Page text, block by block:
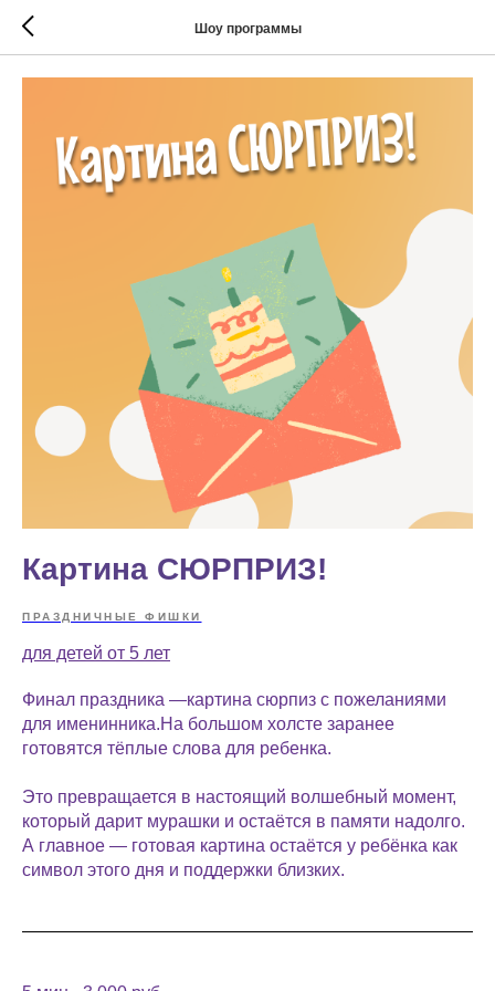
Шоу программы
Картина СЮРПРИЗ!
ПРАЗДНИЧНЫЕ ФИШКИ
для детей от 5 лет
Финал праздника —картина сюрпиз с пожеланиями
для именинника.На большом холсте заранее
готовятся тёплые слова для ребенка.
Это превращается в настоящий волшебный момент,
который дарит мурашки и остаётся в памяти надолго.
А главное — готовая картина остаётся у ребёнка как
символ этого дня и поддержки близких.